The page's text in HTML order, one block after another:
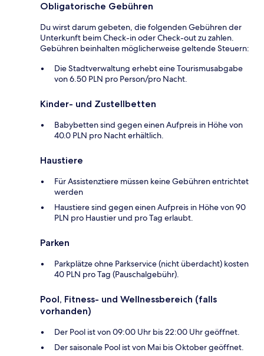
Obligatorische Gebühren
Du wirst darum gebeten, die folgenden Gebühren der
Unterkunft beim Check-in oder Check-out zu zahlen.
Gebühren beinhalten möglicherweise geltende Steuern:
Die Stadtverwaltung erhebt eine Tourismusabgabe
von 6.50 PLN pro Person/pro Nacht.
Kinder- und Zustellbetten
Babybetten sind gegen einen Aufpreis in Höhe von
40.0 PLN pro Nacht erhältlich.
Haustiere
Für Assistenztiere müssen keine Gebühren entrichtet
werden
Haustiere sind gegen einen Aufpreis in Höhe von 90
PLN pro Haustier und pro Tag erlaubt.
Parken
Parkplätze ohne Parkservice (nicht überdacht) kosten
40 PLN pro Tag (Pauschalgebühr).
Pool, Fitness- und Wellnessbereich (falls
vorhanden)
Der Pool ist von 09:00 Uhr bis 22:00 Uhr geöffnet.
Der saisonale Pool ist von Mai bis Oktober geöffnet.